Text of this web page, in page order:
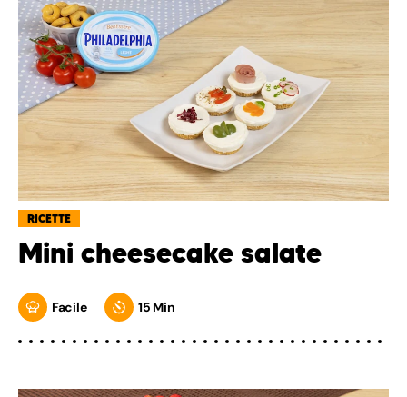
RICETTE
Mini cheesecake salate
Facile 15 Min